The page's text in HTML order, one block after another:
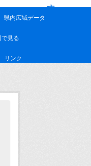
す
県内広域データ
見る
リンク